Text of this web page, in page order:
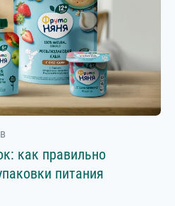
как правильно
питания